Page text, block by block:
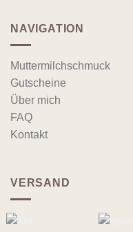
NAVIGATION
Muttermilchschmuck
Gutscheine
Über mich
FAQ
Kontakt
VERSAND